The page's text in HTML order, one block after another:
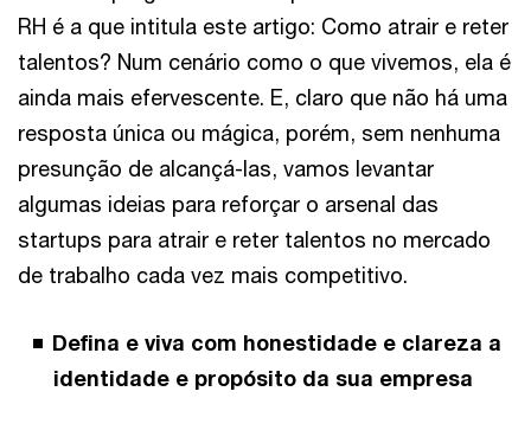
RH é a que intitula este artigo: Como atrair e reter
talentos? Num cenário como o que vivemos, ela é
ainda mais efervescente. E, claro que não há uma
resposta única ou mágica, porém, sem nenhuma
presunção de alcançá-las, vamos levantar
algumas ideias para reforçar o arsenal das
startups para atrair e reter talentos no mercado
de trabalho cada vez mais competitivo.
Defina e viva com honestidade e clareza a
identidade e propósito da sua empresa